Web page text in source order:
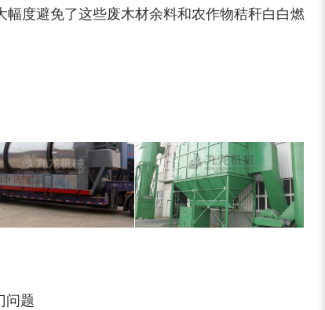
度避免了这些废木材余料和农作物秸秆白白燃
树皮烘干机 除尘器
问题